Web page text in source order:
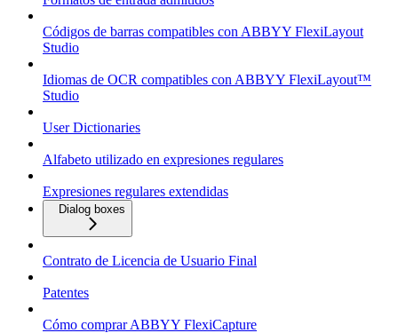
Códigos de barras compatibles con ABBYY FlexiLayout
Studio
Idiomas de OCR compatibles con ABBYY FlexiLayout™
Studio
User Dictionaries
Alfabeto utilizado en expresiones regulares
Expresiones regulares extendidas
Dialog boxes
Contrato de Licencia de Usuario Final
Patentes
Cómo comprar ABBYY FlexiCapture